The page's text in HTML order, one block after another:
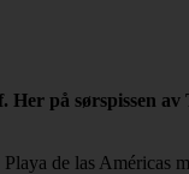
på sørspissen av
de las Américas